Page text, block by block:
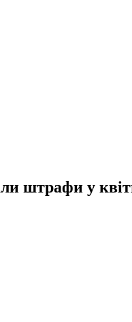
штрафи у